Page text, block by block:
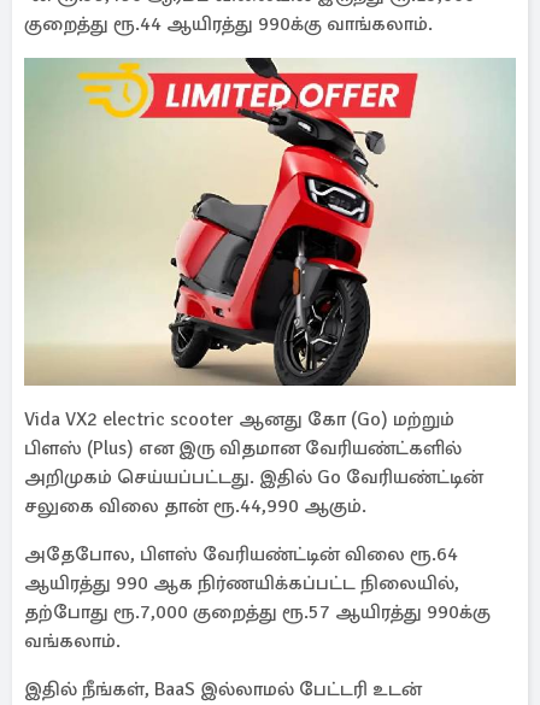
குறைத்து ரூ.44 ஆயிரத்து 990க்கு வாங்கலாம்.
Vida VX2 electric scooter ஆனது கோ (Go) மற்றும்
பிளஸ் (Plus) என இரு விதமான வேரியண்ட்களில்
அறிமுகம் செய்யப்பட்டது. இதில் Go வேரியண்ட்டின்
சலுகை விலை தான் ரூ.44,990 ஆகும்.
அதேபோல, பிளஸ் வேரியண்ட்டின் விலை ரூ.64
ஆயிரத்து 990 ஆக நிர்ணயிக்கப்பட்ட நிலையில்,
தற்போது ரூ.7,000 குறைத்து ரூ.57 ஆயிரத்து 990க்கு
வங்கலாம்.
இதில் நீங்கள், BaaS இல்லாமல் பேட்டரி உடன்